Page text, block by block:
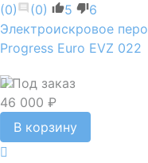
(0) (0) 5
6
Электроискровое перо
Progress Euro EVZ 022
Под заказ
46 000 ₽
В корзину